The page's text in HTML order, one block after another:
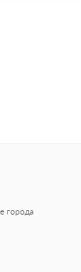
города